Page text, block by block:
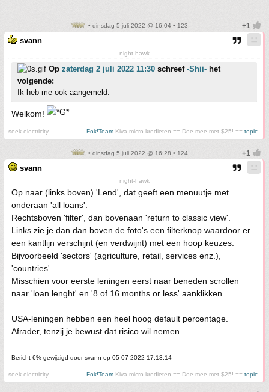
• dinsdag 5 juli 2022 @ 16:04 • 123
svann
night-hawk
Op zaterdag 2 juli 2022 11:30 schreef -Shii- het
volgende:
Ik heb me ook aangemeld.
Welkom!
seek electricity Fok!Team Kiva micro-kredieten == Doe mee met $25! == topic
• dinsdag 5 juli 2022 @ 16:28 • 124
svann
night-hawk
Op naar (links boven) 'Lend', dat geeft een menuutje met
onderaan 'all loans'.
Rechtsboven 'filter', dan bovenaan 'return to classic view'.
Links zie je dan dan boven de foto's een filterknop waardoor er
een kantlijn verschijnt (en verdwijnt) met een hoop keuzes.
Bijvoorbeeld 'sectors' (agriculture, retail, services enz.),
'countries'.
Misschien voor eerste leningen eerst naar beneden scrollen
naar 'loan lenght' en '8 of 16 months or less' aanklikken.
USA-leningen hebben een heel hoog default percentage.
Afrader, tenzij je bewust dat risico wil nemen.
Bericht 6% gewijzigd door svann op 05-07-2022 17:13:14
seek electricity Fok!Team Kiva micro-kredieten == Doe mee met $25! == topic